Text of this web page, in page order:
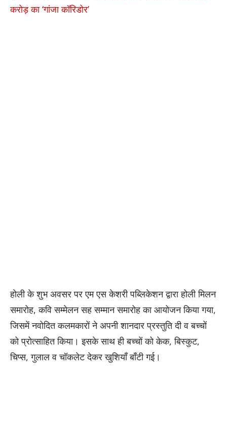
करोड़ का ‘गांजा कॉरिडोर’
होली के शुभ अवसर पर एम एस केशरी पब्लिकेशन द्वारा होली मिलन
समारोह, कवि सम्मेलन सह सम्मान समारोह का आयोजन किया गया,
जिसमें नवोदित कलमकारों ने अपनी शानदार प्रस्तुति दी व बच्चों
को प्रोत्साहित किया। इसके साथ ही बच्चों को केक, बिस्कुट,
चिप्स, गुलाल व चॉकलेट देकर खुशियाँ बाँटी गई।